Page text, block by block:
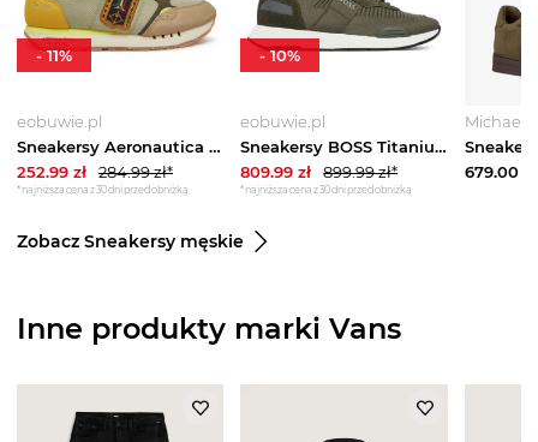
eobuwie.pl
Sneakersy Aeronautica Militare 251SC292CT3547 Zielony
252.99 zł 284.99zł*
*najniższa cena z 30 dni przed obniżką
-11%
eobuwie.pl
Sneakersy BOSS Titanium 50498245 Zielony
809.99 zł 899.99zł*
*najniższa cena z 30 dni przed obniżką
-10%
Michael
679.00zł
Zobacz Sneakersy męskie
Inne produkty marki Vans